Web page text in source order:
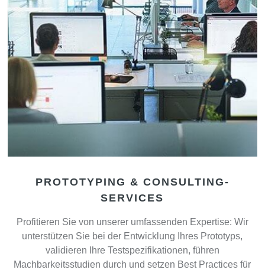
PROTOTYPING & CONSULTING-
SERVICES
Profitieren Sie von unserer umfassenden Expertise: Wir
unterstützen Sie bei der Entwicklung Ihres Prototyps,
validieren Ihre Testspezifikationen, führen
Machbarkeitsstudien durch und setzen Best Practices für